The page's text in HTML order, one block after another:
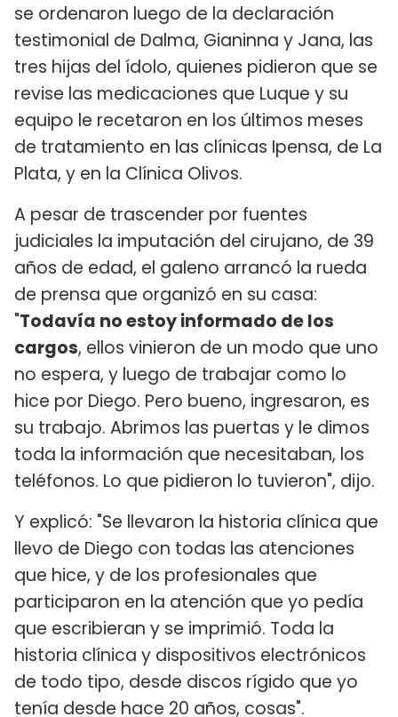
se ordenaron luego de la declaración
testimonial de Dalma, Gianinna y Jana, las
tres hijas del ídolo, quienes pidieron que se
revise las medicaciones que Luque y su
equipo le recetaron en los últimos meses
de tratamiento en las clínicas Ipensa, de La
Plata, y en la Clínica Olivos.
A pesar de trascender por fuentes
judiciales la imputación del cirujano, de 39
años de edad, el galeno arrancó la rueda
de prensa que organizó en su casa:
"Todavía no estoy informado de los
cargos, ellos vinieron de un modo que uno
no espera, y luego de trabajar como lo
hice por Diego. Pero bueno, ingresaron, es
su trabajo. Abrimos las puertas y le dimos
toda la información que necesitaban, los
teléfonos. Lo que pidieron lo tuvieron", dijo.
Y explicó: "Se llevaron la historia clínica que
llevo de Diego con todas las atenciones
que hice, y de los profesionales que
participaron en la atención que yo pedía
que escribieran y se imprimió. Toda la
historia clínica y dispositivos electrónicos
de todo tipo, desde discos rígido que yo
tenía desde hace 20 años, cosas".